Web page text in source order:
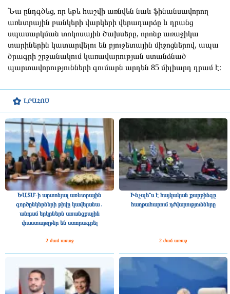
ԼՐԱՀՈՍ
ԵԱՏՄ-ի արտոնյալ առևտրային
գործընկերների թիվը կավելանա․
անդամ երկրներն առանցքային
փաստաթղթեր են ստորագրել
2 ժամ առաջ
Ինչպե՞ս է հայկական քարթինգը
հաղթահարում դժվարությունները
2 ժամ առաջ
Նա ընդգծեց, որ եթե հաշվի առնվեն նաև ֆինանսավորող
առևտրային բանկերի վարկերի վերադարձը և դրանց
սպասարկման տոկոսային ծախսերը, որոնք առաջիկա
տարիներին կատարվելու են բյուջետային միջոցներով, ապա
ծրագրի շրջանակում կառավարության ստանձնած
պարտավորությունների գումարն արդեն 85 միլիարդ դրամ է։